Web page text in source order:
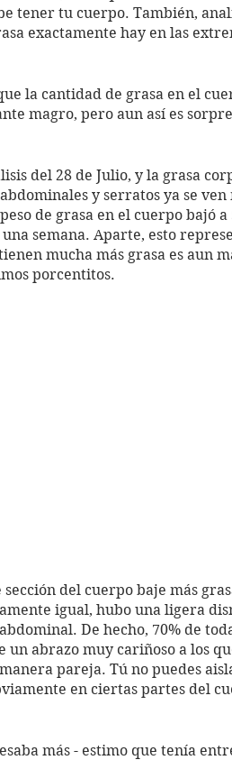
tener tu cuerpo. También,
exactamente hay en las
la cantidad de grasa en el
magro, pero aun así es
del 28 de Julio, y la grasa
y serratos ya se
de grasa en el cuerpo bajó
semana. Aparte, esto
mucha más grasa es aun
porcentitos.
del cuerpo baje más
igual, hubo una ligera
De hecho, 70% de
un abrazo muy cariñoso a los
pareja. Tú no puedes
en ciertas partes del
más - estimo que tenía